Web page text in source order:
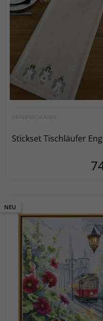
OEHLENSCHLÄGER
Stickset Tischläufer
NEU